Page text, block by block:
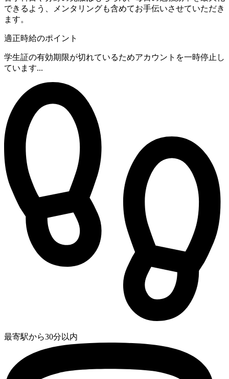
できるよう、メンタリングも含めてお手伝いさせていただき
ます。
適正時給のポイント
学生証の有効期限が切れているためアカウントを一時停止し
ています...
最寄駅から30分以内